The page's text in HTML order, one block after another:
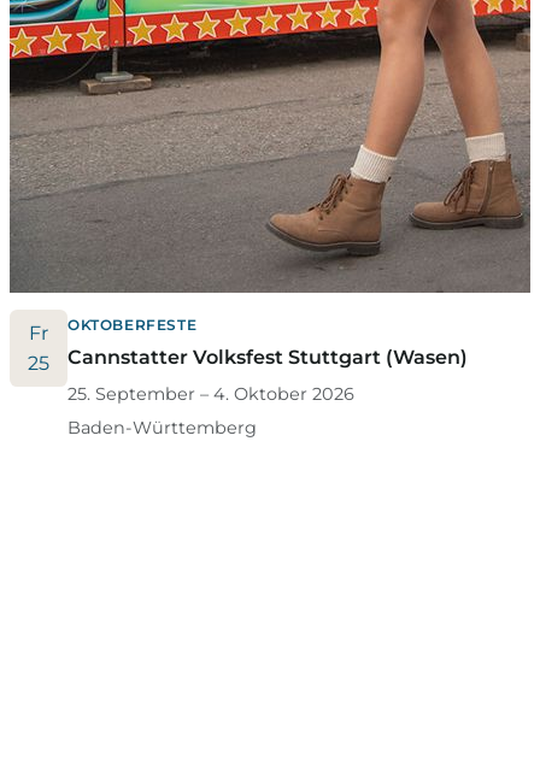
Fr
25
OKTOBERFESTE
Cannstatter Volksfest Stuttgart (Wasen)
25. September – 4. Oktober 2026
Baden-Württemberg